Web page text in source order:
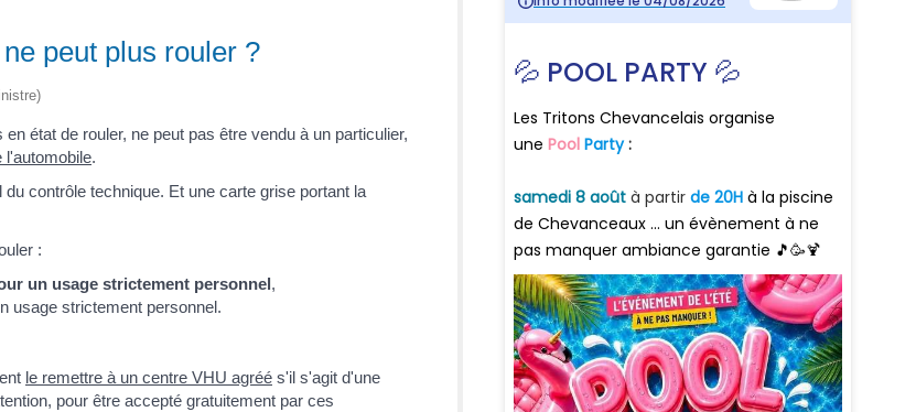
peut plus rouler ?
en état de rouler, ne peut pas être vendu à un particulier,
l'automobile.
contrôle technique. Et une carte grise portant la
:
un usage strictement personnel,
usage strictement personnel.
le remettre à un centre VHU agréé s'il s'agit d'une
pour être accepté gratuitement par ces